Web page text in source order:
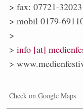
> fax: 07721-32023
> mobil 0179-
>
> info [at]
>
Check on Google Maps